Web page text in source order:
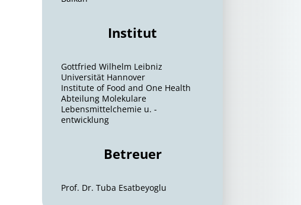
Institut
Gottfried Wilhelm Leibniz
Universität Hannover
Institute of Food and One Health
Abteilung Molekulare
Lebensmittelchemie u. -
entwicklung
Betreuer
Prof. Dr. Tuba Esatbeyoglu